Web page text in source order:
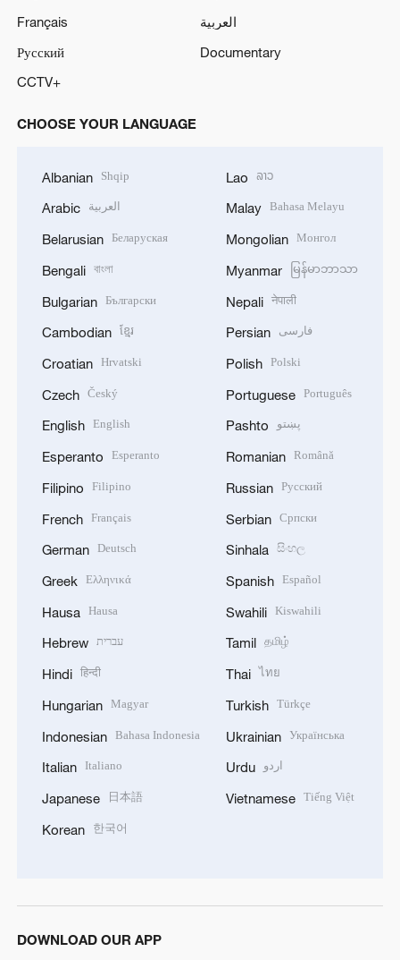
Français
العربية
Русский
Documentary
CCTV+
CHOOSE YOUR LANGUAGE
Albanian Shqip
Arabic العربية
Belarusian Беларуская
Bengali বাংলা
Bulgarian Български
Cambodian ខ្មែរ
Croatian Hrvatski
Czech Český
English English
Esperanto Esperanto
Filipino Filipino
French Français
German Deutsch
Greek Ελληνικά
Hausa Hausa
Hebrew עברית
Hindi हिन्दी
Hungarian Magyar
Indonesian Bahasa Indonesia
Italian Italiano
Japanese 日本語
Korean 한국어
Lao ລາວ
Malay Bahasa Melayu
Mongolian Монгол
Myanmar မြန်မာဘာသာ
Nepali नेपाली
Persian فارسی
Polish Polski
Portuguese Português
Pashto پښتو
Romanian Română
Russian Русский
Serbian Српски
Sinhala සිංහල
Spanish Español
Swahili Kiswahili
Tamil தமிழ்
Thai ไทย
Turkish Türkçe
Ukrainian Українська
Urdu اردو
Vietnamese Tiếng Việt
DOWNLOAD OUR APP